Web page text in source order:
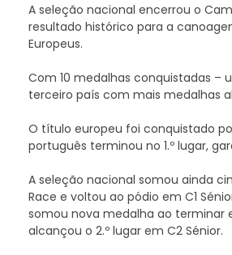
A seleção nacional encerrou o
resultado histórico para a
Europeus.
Com 10 medalhas conquistadas –
terceiro país com mais medalhas
O título europeu foi conquistado
português terminou no 1.º lugar,
A seleção nacional somou ainda
Race e voltou ao pódio em C1
somou nova medalha ao terminar
alcançou o 2.º lugar em C2 Sénior.